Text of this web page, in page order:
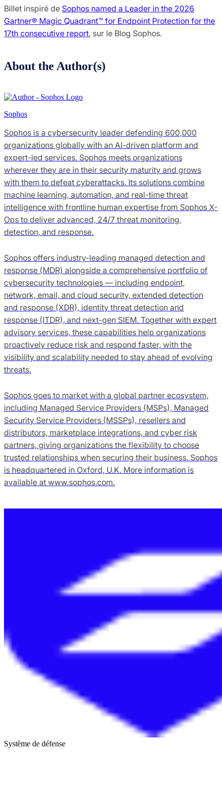
Billet inspiré de Sophos named a Leader in the 2026
Gartner® Magic Quadrant™ for Endpoint Protection for the
17th consecutive report, sur le Blog Sophos.
About the Author(s)
Sophos
Sophos is a cybersecurity leader defending 600,000
organizations globally with an AI-driven platform and
expert-led services. Sophos meets organizations
wherever they are in their security maturity and grows
with them to defeat cyberattacks. Its solutions combine
machine learning, automation, and real-time threat
intelligence with frontline human expertise from Sophos X-
Ops to deliver advanced, 24/7 threat monitoring,
detection, and response.
Sophos offers industry-leading managed detection and
response (MDR) alongside a comprehensive portfolio of
cybersecurity technologies — including endpoint,
network, email, and cloud security, extended detection
and response (XDR), identity threat detection and
response (ITDR), and next-gen SIEM. Together with expert
advisory services, these capabilities help organizations
proactively reduce risk and respond faster, with the
visibility and scalability needed to stay ahead of evolving
threats.
Sophos goes to market with a global partner ecosystem,
including Managed Service Providers (MSPs), Managed
Security Service Providers (MSSPs), resellers and
distributors, marketplace integrations, and cyber risk
partners, giving organizations the flexibility to choose
trusted relationships when securing their business. Sophos
is headquartered in Oxford, U.K. More information is
available at www.sophos.com.
Système de défense